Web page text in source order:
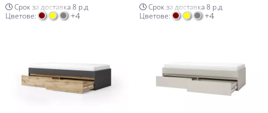
Срок за доставка 8 р.д
Цветове:
+4
Срок за доставка 8 р.д
Цветове:
+4